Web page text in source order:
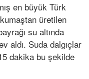
en büyük Türk
üretilen
su altında
aldı. Suda dalgıçlar
dakika bu şekilde